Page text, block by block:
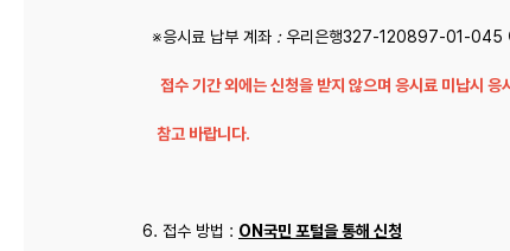
※응시료 납부 계좌 :우리은행327-120897-01-045
접수 기간 외에는 신청을 받지 않으며 응시료 미납시 응
참고 바랍니다.
6. 접수 방법 : ON국민 포털을 통해 신청